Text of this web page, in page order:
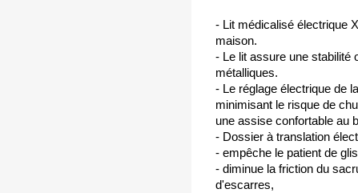
- Lit médicalisé électrique
maison.
- Le lit assure une stabilité
métalliques.
- Le réglage électrique de
minimisant le risque de
une assise confortable au
- Dossier à translation
- empêche le patient de
- diminue la friction du
d'escarres,